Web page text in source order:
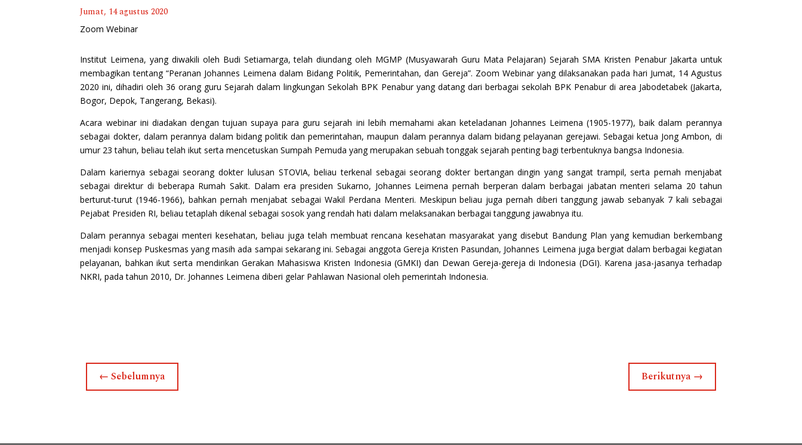
Jumat, 14 agustus 2020
Zoom Webinar
Institut Leimena, yang diwakili oleh Budi Setiamarga, telah diundang oleh MGMP (Musyawarah Guru Mata Pelajaran) Sejarah SMA Kristen Penabur Jakarta untuk
membagikan tentang “Peranan Johannes Leimena dalam Bidang Politik, Pemerintahan, dan Gereja”. Zoom Webinar yang dilaksanakan pada hari Jumat, 14 Agustus
2020 ini, dihadiri oleh 36 orang guru Sejarah dalam lingkungan Sekolah BPK Penabur yang datang dari berbagai sekolah BPK Penabur di area Jabodetabek (Jakarta,
Bogor, Depok, Tangerang, Bekasi).
Acara webinar ini diadakan dengan tujuan supaya para guru sejarah ini lebih memahami akan keteladanan Johannes Leimena (1905-1977), baik dalam perannya
sebagai dokter, dalam perannya dalam bidang politik dan pemerintahan, maupun dalam perannya dalam bidang pelayanan gerejawi. Sebagai ketua Jong Ambon, di
umur 23 tahun, beliau telah ikut serta mencetuskan Sumpah Pemuda yang merupakan sebuah tonggak sejarah penting bagi terbentuknya bangsa Indonesia.
Dalam kariernya sebagai seorang dokter lulusan STOVIA, beliau terkenal sebagai seorang dokter bertangan dingin yang sangat trampil, serta pernah menjabat
sebagai direktur di beberapa Rumah Sakit. Dalam era presiden Sukarno, Johannes Leimena pernah berperan dalam berbagai jabatan menteri selama 20 tahun
berturut-turut (1946-1966), bahkan pernah menjabat sebagai Wakil Perdana Menteri. Meskipun beliau juga pernah diberi tanggung jawab sebanyak 7 kali sebagai
Pejabat Presiden RI, beliau tetaplah dikenal sebagai sosok yang rendah hati dalam melaksanakan berbagai tanggung jawabnya itu.
Dalam perannya sebagai menteri kesehatan, beliau juga telah membuat rencana kesehatan masyarakat yang disebut Bandung Plan yang kemudian berkembang
menjadi konsep Puskesmas yang masih ada sampai sekarang ini. Sebagai anggota Gereja Kristen Pasundan, Johannes Leimena juga bergiat dalam berbagai kegiatan
pelayanan, bahkan ikut serta mendirikan Gerakan Mahasiswa Kristen Indonesia (GMKI) dan Dewan Gereja-gereja di Indonesia (DGI). Karena jasa-jasanya terhadap
NKRI, pada tahun 2010, Dr. Johannes Leimena diberi gelar Pahlawan Nasional oleh pemerintah Indonesia.
←Sebelumnya Berikutnya→